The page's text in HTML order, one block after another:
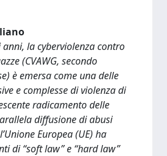
la cyberviolenza contro
(CVAWG, secondo
è emersa come una delle
e complesse di violenza di
radicamento delle
diffusione di abusi
Europea (UE) ha
di “soft law” e “hard law”